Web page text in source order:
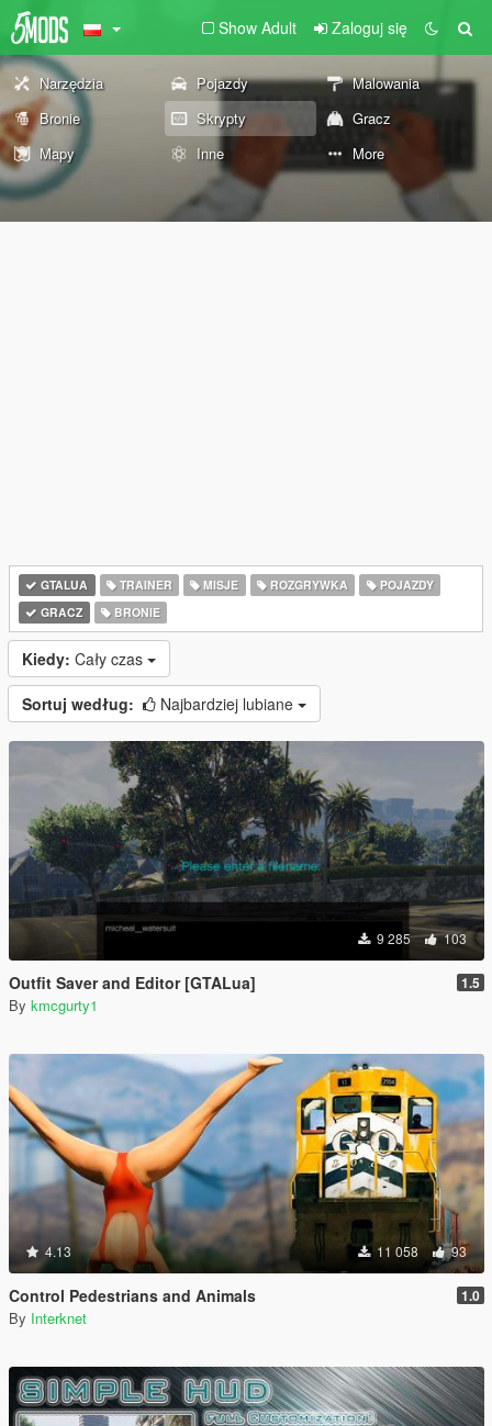
Show Adult Zaloguj się
Narzędzia Pojazdy
Malowania
Bronie
Skrypty
Gracz
Mapy
Inne More
GTALUA TRAINER MISJE ROZGRYWKA
POJAZDY
GRACZ
BRONIE
Kiedy: Cały czas
Sortuj według: Najbardziej lubiane
9 285 103
Outfit Saver and Editor [GTALua] 1.5
By kmcgurty1
4.13 11 058 93
Control Pedestrians and Animals 1.0
By Interknet